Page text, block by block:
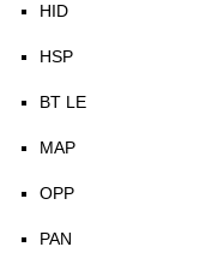
HID
HSP
BT LE
MAP
OPP
PAN